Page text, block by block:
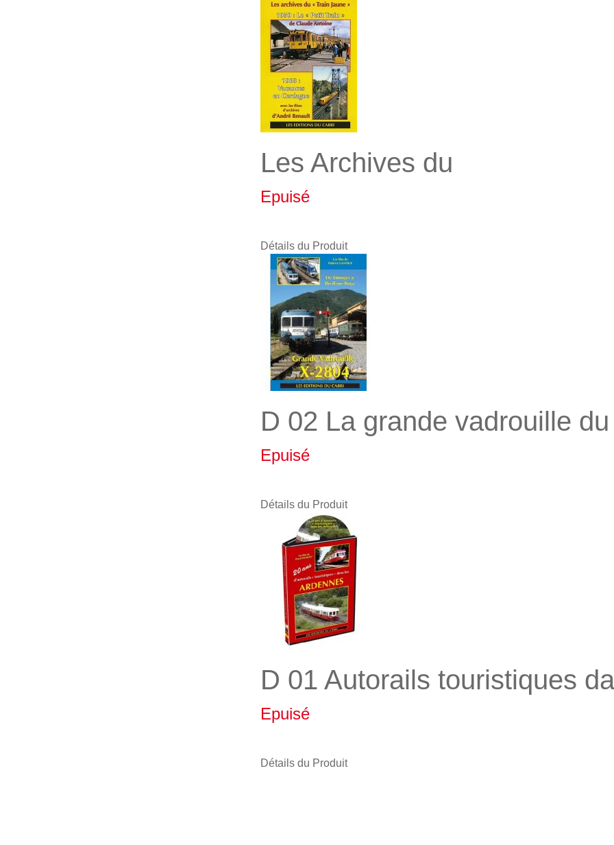
Les Archives du
Epuisé
Détails du Produit
D 02 La grande vadrouille
Epuisé
Détails du Produit
D 01 Autorails touristiques
Epuisé
Détails du Produit